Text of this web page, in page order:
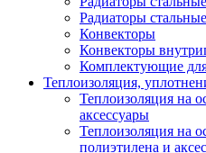
Радиаторы
Конвекторы
Конвекторы
Комплектующие
Теплоизоляция,
Теплоизоляция на
аксессуары
Теплоизоляция на
полиэтилена и